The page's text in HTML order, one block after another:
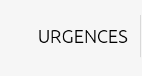
URGENCES